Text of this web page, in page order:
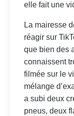
elle fait une
La mairesse
réagir sur
que bien des
connaissent
filmée sur le
mélange
a subi deux
pneus, deux